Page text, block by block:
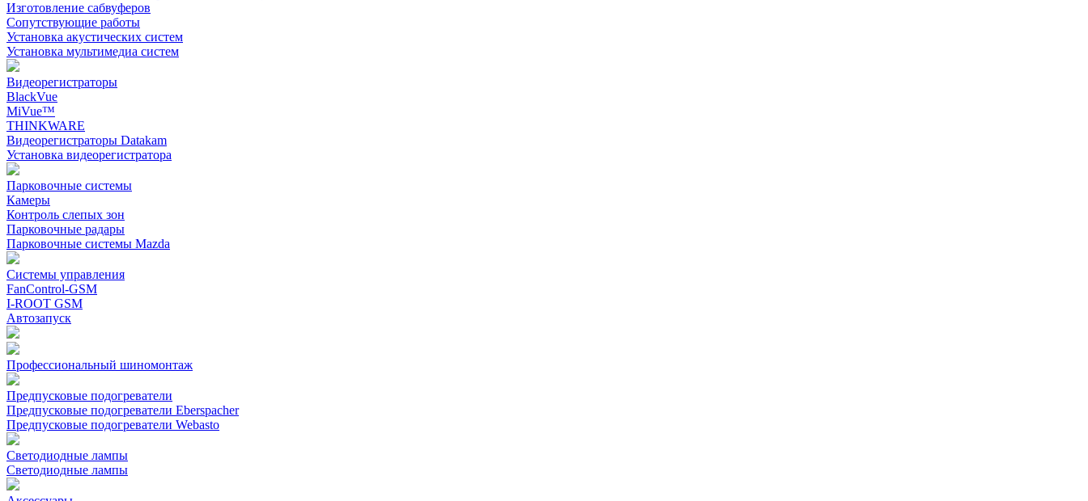
Изготовление сабвуферов
Сопутствующие работы
Установка акустических систем
Установка мультимедиа систем
Видеорегистраторы
BlackVue
MiVue™
THINKWARE
Видеорегистраторы Datakam
Установка видеорегистратора
Парковочные системы
Камеры
Контроль слепых зон
Парковочные радары
Парковочные системы Mazda
Системы управления
FanControl-GSM
I-ROOT GSM
Автозапуск
Профессиональный шиномонтаж
Предпусковые подогреватели
Предпусковые подогреватели Eberspacher
Предпусковые подогреватели Webasto
Светодиодные лампы
Светодиодные лампы